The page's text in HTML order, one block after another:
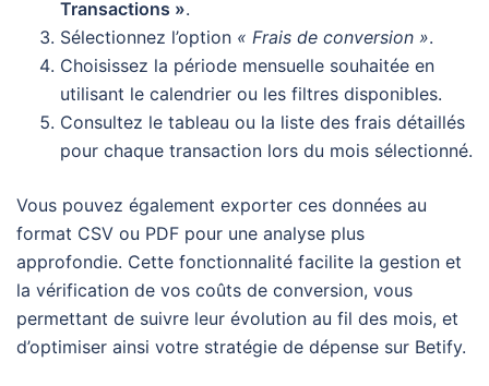
Transactions ».
Sélectionnez l’option « Frais de conversion ».
Choisissez la période mensuelle souhaitée en
utilisant le calendrier ou les filtres disponibles.
Consultez le tableau ou la liste des frais détaillés
pour chaque transaction lors du mois sélectionné.
Vous pouvez également exporter ces données au
format CSV ou PDF pour une analyse plus
approfondie. Cette fonctionnalité facilite la gestion et
la vérification de vos coûts de conversion, vous
permettant de suivre leur évolution au fil des mois, et
d’optimiser ainsi votre stratégie de dépense sur Betify.